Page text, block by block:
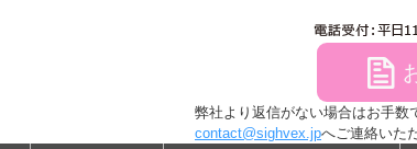
file
弊社より返信がない場合はお手数
contact@sighvex.jpへご連絡いた